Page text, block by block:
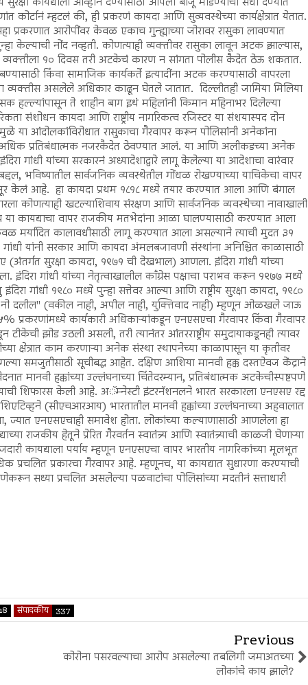
म्हटलं की, ही प्रकरणं कायदा आणि सुव्यवस्थेच्या कार्यक्षेत्रात येतात.
प्रकरणात आरोपींवर केवळ एकाच गुन्ह्याच्या जोरावर रासुका लावण्यात
केल्याची नोंद नव्हती. कोणत्याही व्यक्तीवर रासुका लावून अटक झाल्यास,
१० दिवस तरी अटकेचं कारण न सांगता पोलीस कैदेत ठेऊ शकतात.
किंवा सामाजिक कार्यकर्ते इत्यादींना अटक करण्यासाठी वापरला
असलेले अधिकार काढून घेतले जातात. दिल्लीतही जामिया मिलिया
हल्ल्यांपासून ते शाहीन बाग इथं महिलांनी किमान महिनाभर दिलेल्या
संशोधन कायदा आणि राष्ट्रीय नागरिकत्व रजिस्टर या संशयास्पद दोन
या आंदोलकांविरोधात रासुकाचा गैरवापर करून पोलिसांनी अनेकांना
अधिक प्रतिबंधात्मक नजरकैदेत ठेवण्यात आलं. या आणि अलीकडच्या अनेक
गांधी यांच्या सरकारनं अध्यादेशाद्वारे लागू केलेल्या या आदेशाचा वारंवार
भविष्यातील सार्वजनिक व्यवस्थेतील गोंधळ रोखण्याच्या याचिकेचा वापर
केलं आहे. हा कायदा प्रथम १८१८ मध्ये तयार करण्यात आला आणि बंगाल
कोणत्याही खटल्याशिवाय संरक्षण आणि सार्वजनिक व्यवस्थेच्या नावाखाली
कायद्याचा वापर राजकीय मतभेदांना आळा घालण्यासाठी करण्यात आला
मर्यादित कालावधीसाठी लागू करण्यात आला असल्याने त्याची मुदत ३१
गांधी यांनी सरकार आणि कायदा अंमलबजावणी संस्थांना अनिश्चित काळासाठी
सुरक्षा कायदा, १९७१ ची देखभाल) आणला. इंदिरा गांधी यांच्या
इंदिरा गांधी यांच्या नेतृत्वाखालील काँग्रेस पक्षाचा पराभव करून १९७७ मध्ये
गांधी १९८० मध्ये पुन्हा सत्तेवर आल्या आणि राष्ट्रीय सुरक्षा कायदा, १९८०
दलील" (वकील नाही, अपील नाही, युक्तिवाद नाही) म्हणून ओळखले जाऊ
प्रकरणांमध्ये कार्यकारी अधिकाऱ्यांकडून एनएसएचा गैरवापर किंवा गैरवापर
झोड उठली असली, तरी त्यानंतर आंतरराष्ट्रीय समुदायाकडूनही त्यावर
क्षेत्रात काम करणाऱ्या अनेक संस्था स्थापनेच्या काळापासून या कृतीवर
समजुतीसाठी सूचीबद्ध आहेत. दक्षिण आशिया मानवी हक्क दस्तऐवज केंद्राने
मानवी हक्कांच्या उल्लंघनाच्या चिंतेदरम्यान, प्रतिबंधात्मक अटकेचीस्पष्टपणे
शिफारस केली आहे. अॅम्नेस्टी इंटरनॅशनलने भारत सरकारला एनएसए रद्द
(सीएचआरआय) भारतातील मानवी हक्कांच्या उल्लंघनाच्या अहवालात
ज्यात एनएसएचाही समावेश होता. लोकांच्या कल्याणासाठी आणलेला हा
राजकीय हेतूने प्रेरित गैरवर्तन स्वातंत्र्य आणि स्वातंत्र्याची काळजी घेणाऱ्या
कायद्याला पर्याय म्हणून एनएसएचा वापर भारतीय नागरिकांच्या मूलभूत
प्रकारचा गैरवापर आहे. म्हणूनच, या कायद्यात सुधारणा करण्याची
सध्या प्रचलित असलेल्या पळवाटांचा पोलिसांच्या मदतीनं सत्ताधारी
संपादकीय 337
Previous
कोरोना पसरवल्याचा आरोप असलेल्या तबलिगी जमाअतच्या
लोकांचे काय झाले?